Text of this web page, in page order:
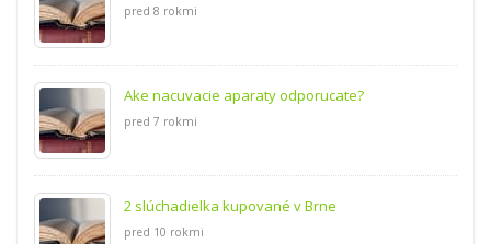
pred 8 rokmi
Ake nacuvacie aparaty odporucate?
pred 7 rokmi
2 slúchadielka kupované v Brne
pred 10 rokmi